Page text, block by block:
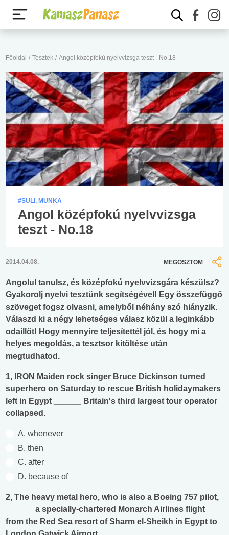
Főoldal / Tesztek / Angol középfokú nyelvvizsga teszt - No.18
#SULI, MUNKA
Angol középfokú nyelvvizsga
teszt - No.18
2014.04.08. MEGOSZTOM
Angolul tanulsz, és középfokú nyelvvizsgára készülsz?
Gyakorolj nyelvi tesztünk segítségével! Egy összefüggő
szöveget fogsz olvasni, amelyből néhány szó hiányzik.
Válaszd ki a négy lehetséges válasz közül a leginkább
odaillőt! Hogy mennyire teljesítettél jól, és hogy mi a
helyes megoldás, a tesztsor kitöltése után
megtudhatod.
1, IRON Maiden rock singer Bruce Dickinson turned
superhero on Saturday to rescue British holidaymakers
left in Egypt ______ Britain's third largest tour operator
collapsed.
A. whenever
B. then
C. after
D. because of
2, The heavy metal hero, who is also a Boeing 757 pilot,
______ a specially-chartered Monarch Airlines flight
from the Red Sea resort of Sharm el-Sheikh in Egypt to